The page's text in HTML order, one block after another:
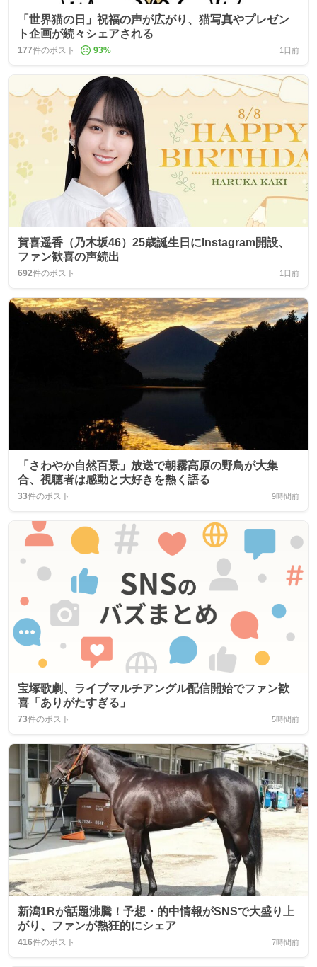
「世界猫の日」祝福の声が広がり、猫写真やプレゼン
ト企画が続々シェアされる
177件のポスト 93% 1日前
賀喜遥香（乃木坂46）25歳誕生日にInstagram開設、
ファン歓喜の声続出
692件のポスト 1日前
「さわやか自然百景」放送で朝霧高原の野鳥が大集
合、視聴者は感動と大好きを熱く語る
33件のポスト 9時間前
宝塚歌劇、ライブマルチアングル配信開始でファン歓
喜「ありがたすぎる」
73件のポスト 5時間前
新潟1Rが話題沸騰！予想・的中情報がSNSで大盛り上
がり、ファンが熱狂的にシェア
416件のポスト 7時間前